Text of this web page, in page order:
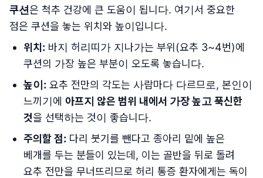
쿠션은 척추 건강에 큰 도움이 됩니다. 여기서 중요한
점은 쿠션을 놓는 위치와 높이입니다.
위치: 바지 허리띠가 지나가는 부위(요추 3~4번)에
쿠션의 가장 높은 부분이 오도록 놓습니다.
높이: 요추 전만의 각도는 사람마다 다르므로, 본인이
느끼기에 아프지 않은 범위 내에서 가장 높고 푹신한
것을 선택하는 것이 좋습니다.
주의할 점: 다리 붓기를 뺀다고 종아리 밑에 높은
베개를 두는 분들이 있는데, 이는 골반을 뒤로 돌려
요추 전만을 무너뜨리므로 허리 통증 환자에게는 독이